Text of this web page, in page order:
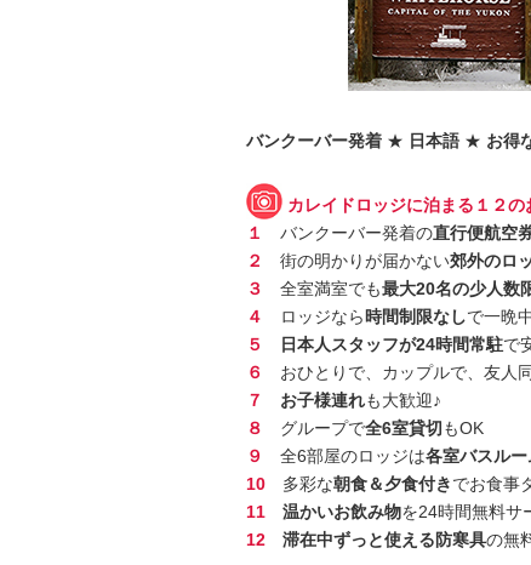
バンクーバー発着 ★ 日本語 ★ お得
カレイドロッジに泊まる１２の
１
バンクーバー発着の直行便航空
２
街の明かりが届かない郊外のロ
３
全室満室でも最大20名の少人数
４
ロッジなら時間制限なしで一晩
５
日本人スタッフが24時間常駐で
６
おひとりで、カップルで、友人
７
お子様連れも大歓迎♪
８
グループで全6室貸切もOK
９
全6部屋のロッジは各室バスルー
10 多彩な朝食＆夕食付きでお食事
11
温かいお飲み物を24時間無料サ
12
滞在中ずっと使える防寒具の無